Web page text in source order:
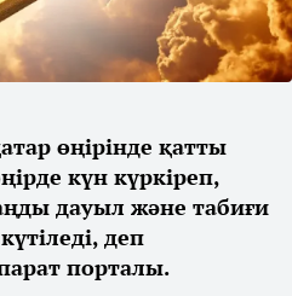
өңірінде қатты
күн күркіреп,
дауыл және табиғи
деп
порталы.